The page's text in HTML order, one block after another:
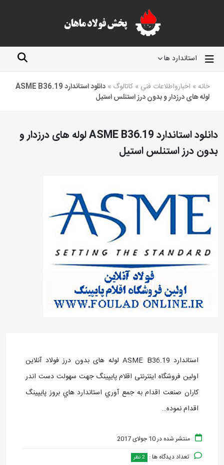
استاندارد ها
خانه » اخبارواطلاعات فنی » کاتالوگ »
دانلود استاندارد ASME B36.19
لوله های درزدار و بدون درز استنلس استیل
دانلود استاندارد ASME B36.19 لوله های درزدار و
بدون درز استنلس استیل
استاندارد ASME B36.19 لوله های بدون درز فولاد آنلاین
اولین فروشگاه اینترنتی اقلام پایپینگ جهت سهولت دست اندر
کاران صنعت اقدام به جمع آوري استاندارد هاي بروز پايپينگ
اقدام نموده…
منتشر شده در 10 جولای 2017
تعداد دیدگاه ها : 2 نظر